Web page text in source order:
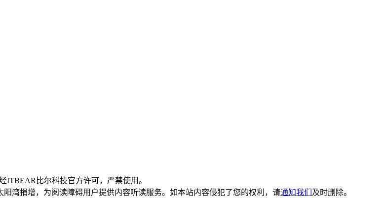
ITBEAR比尔科技官方许可，严禁使用。
湾捐增，为阅读障碍用户提供内容听读服务。如本站内容侵犯了您的权利，请通知我们 及时删除。